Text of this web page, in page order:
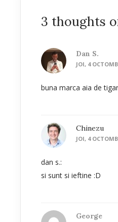
3 thoughts
Dan S.
JOI, 4
buna marca aia de
Chinezu
JOI, 4
dan s.:
si sunt si ieftine :D
George